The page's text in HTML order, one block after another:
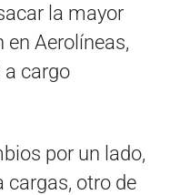
la mayor
en Aerolíneas,
a cargo
por un lado,
cargas, otro de